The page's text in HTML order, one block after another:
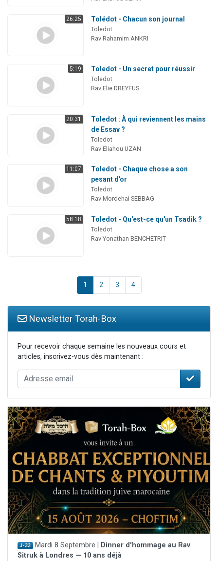
26:25 Tolédot - Chacun son journal
Toledot
Rav Rahamim ANKRI
5:19 Toledot - Un secret pour réussir
Toledot
Rav Elie DREYFUS
20:31
Toledot : À qui reviennent les mains
de Essav ?
Toledot
Rav Eliahou UZAN
11:07
Toledot - Chaque chose a son
pesant d'or
Toledot
Rav Mordehai SEBBAG
58:18 Toledot - Qu'est-ce qu'un Tsadik ?
Toledot
Rav Yonathan BENCHETRIT
1 2 3 4
Newsletter Torah-Box
Pour recevoir chaque semaine les nouveaux cours et
articles, inscrivez-vous dès maintenant :
J-33 Mardi 8 Septembre |
Dinner d'hommage au Rav
Sitruk à Londres — 10 ans déjà